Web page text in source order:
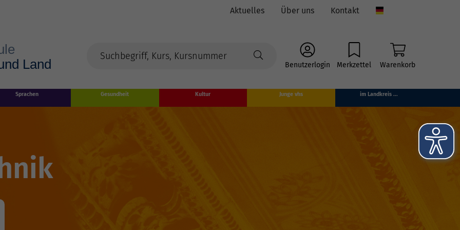
Aktuelles Über uns Kontakt
Benutzerlogin Merkzettel Warenkorb
Sprachen Gesundheit Kultur Junge vhs im Landkreis ...